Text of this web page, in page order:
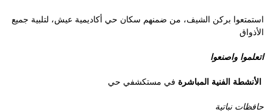
استمتعوا بركن الشيف، من ضمنهم سكان حي أكاديمية عيش، لتلبية جميع
الأذواق
اتعلموا واصنعوا
الأنشطة الفنية المباشرة في مستكشفي حي
حافظات نباتية